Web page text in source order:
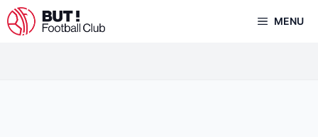
Aller
au
MENU